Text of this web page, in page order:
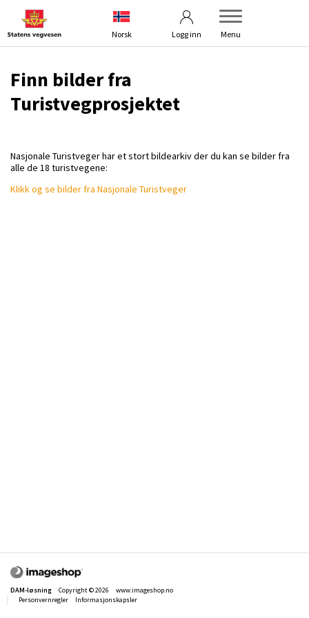
Norsk Logg inn Menu
Turistvegprosjektet
Finn bilder fra
Turistvegprosjektet
Nasjonale Turistveger har et stort bildearkiv der du kan se bilder fra
alle de 18 turistvegene:
Klikk og se bilder fra Nasjonale Turistveger
DAM-løsning Copyright © 2026
www.imageshop.no
Personvernregler
Informasjonskapsler